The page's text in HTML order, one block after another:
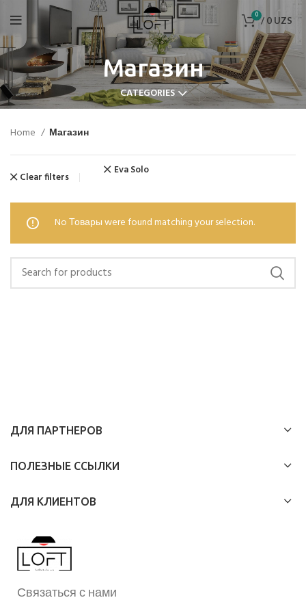
0 / 0 UZS
Магазин
CATEGORIES
Home Магазин
Clear filters Eva Solo
No Товары were found matching your selection.
ДЛЯ ПАРТНЕРОВ
ПОЛЕЗНЫЕ ССЫЛКИ
ДЛЯ КЛИЕНТОВ
Связаться с нами